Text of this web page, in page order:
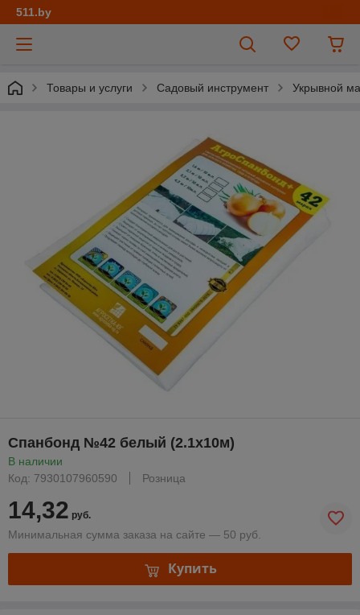
511.by
Товары и услуги Садовый инструмент Укрывной
Спанбонд №42 белый (2.1x10м)
В наличии
Код: 7930107960590
Розница
14,32 руб.
Минимальная сумма заказа на сайте — 50 руб.
Купить